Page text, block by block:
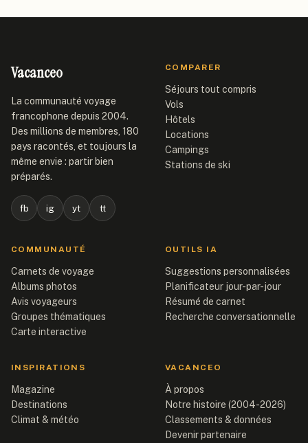
Vacanceo
La communauté voyage
francophone depuis 2004.
Des millions de membres, 180
pays racontés, et toujours la
même envie : partir bien
préparés.
fb ig yt tt
COMPARER
Séjours tout compris
Vols
Hôtels
Locations
Campings
Stations de ski
COMMUNAUTÉ
Carnets de voyage
Albums photos
Avis voyageurs
Groupes thématiques
Carte interactive
OUTILS IA
Suggestions personnalisées
Planificateur jour-par-jour
Résumé de carnet
Recherche conversationnelle
INSPIRATIONS
Magazine
Destinations
Climat & météo
VACANCEO
À propos
Notre histoire (2004-2026)
Classements & données
Devenir partenaire